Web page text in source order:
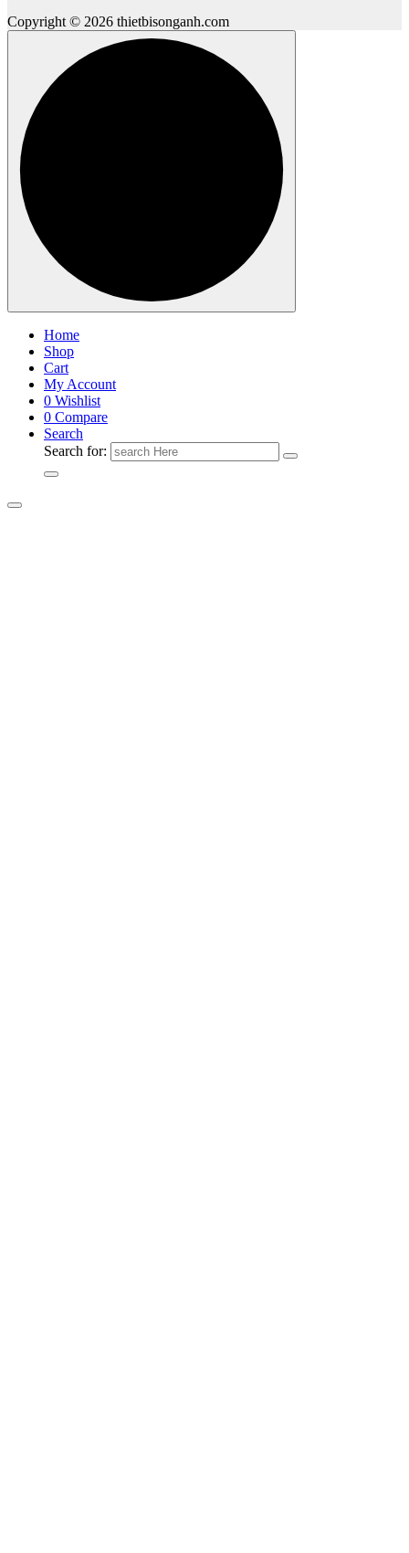
Copyright © 2026 thietbisonganh.com
Home
Shop
Cart
My Account
0 Wishlist
0 Compare
Search
Search for: